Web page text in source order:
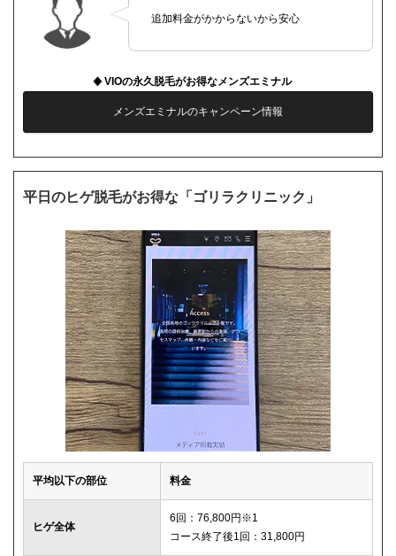
追加料金がかからないから安心
VIOの永久脱毛がお得なメンズエミナル
メンズエミナルのキャンペーン情報
平日のヒゲ脱毛がお得な「ゴリラクリニック」
平均以下の部位 料金
ヒゲ全体
6回：76,800円※1
コース終了後1回：31,800円